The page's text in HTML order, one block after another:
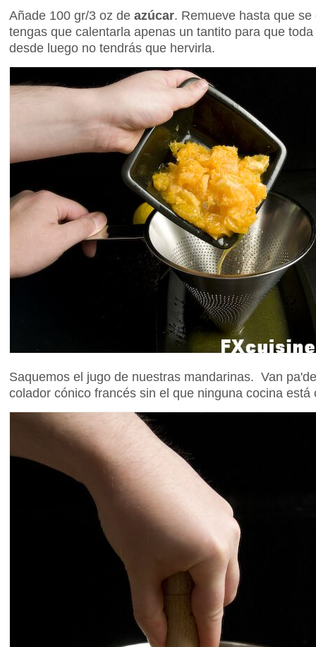
Añade 100 gr/3 oz de azúcar. Remueve hasta que
tengas que calentarla apenas un tantito para que
desde luego no tendrás que hervirla.
Saquemos el jugo de nuestras mandarinas. Van
colador cónico francés sin el que ninguna cocina está